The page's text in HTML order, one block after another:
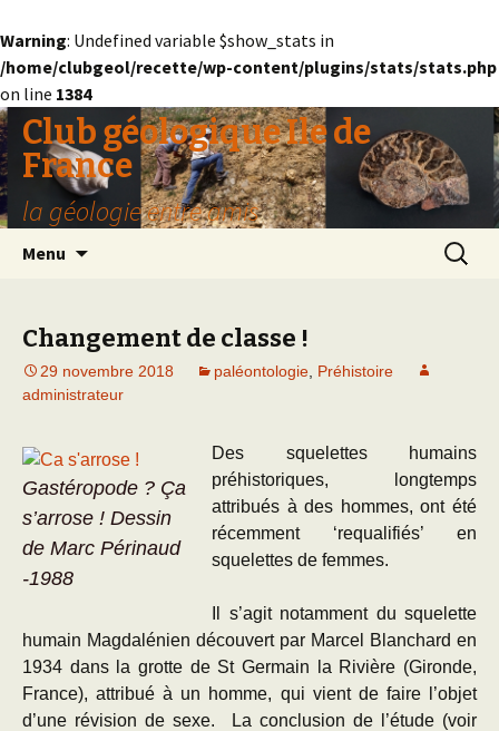
Warning: Undefined variable $show_stats in
/home/clubgeol/recette/wp-content/plugins/stats/stats.php
on line 1384
Club géologique Ile de
France
la géologie entre amis
Menu
Changement de classe !
29 novembre 2018 paléontologie Préhistoire
administrateur
Gastéropode ? Ça
s’arrose ! Dessin
de Marc Périnaud
-1988
Des squelettes humains
préhistoriques, longtemps
attribués à des hommes, ont été
récemment ‘requalifiés’ en
squelettes de femmes.
Il s’agit notamment du squelette
humain Magdalénien découvert par Marcel Blanchard en
1934 dans la grotte de St Germain la Rivière (Gironde,
France), attribué à un homme, qui vient de faire l’objet
d’une révision de sexe. La conclusion de l’étude (voir